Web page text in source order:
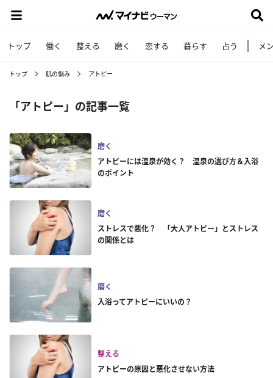
トップ 働く 整える 磨く 恋する 暮らす 占う メ
トップ 肌の悩み アトピー
「アトピー」の記事一覧
磨く
アトピーには温泉が効く？ 温泉の選び方＆入浴
のポイント
磨く
ストレスで悪化？ 「大人アトピー」とストレス
の関係とは
磨く
入浴ってアトピーにいいの？
整える
アトピーの原因と悪化させない方法